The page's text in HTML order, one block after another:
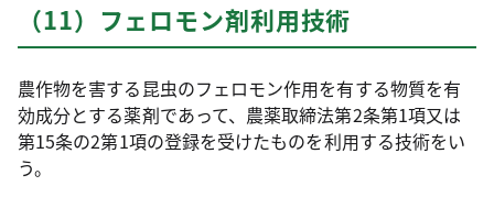
（11）フェロモン剤利用技術
農作物を害する昆虫のフェロモン作用を有する物質を有
効成分とする薬剤であって、農薬取締法第2条第1項又は
第15条の2第1項の登録を受けたものを利用する技術をい
う。